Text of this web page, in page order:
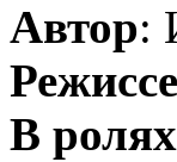
Автор:
В ролях